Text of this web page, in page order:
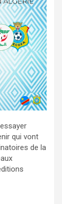
qui vont
de la